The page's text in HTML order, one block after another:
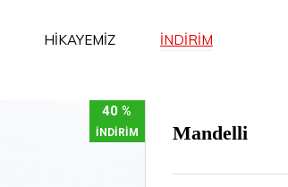
HİKAYEMİZ İNDİRİM
İNDİRİM
40 %
Mandelli